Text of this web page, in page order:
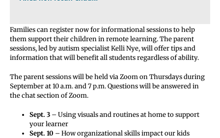
Families can register now for informational sessions to help
them support their children in remote learning. The parent
sessions, led by autism specialist Kelli Nye, will offer tips and
information that will benefit all students regardless of ability.
The parent sessions will be held via Zoom on Thursdays during
September at 10 a.m. and 7 p.m. Questions will be answered in
the chat section of Zoom.
Sept. 3 – Using visuals and routines at home to support
your learner
Sept. 10 – How organizational skills impact our kids